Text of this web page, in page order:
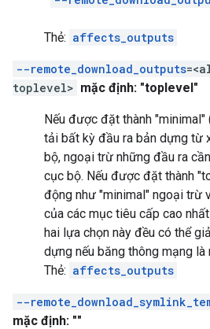
Thẻ: affects_outputs
--remote_download_outputs
toplevel> mặc định: "toplevel"
Nếu được đặt thành
tải bất kỳ đầu ra bản dựng từ
bộ, ngoại trừ những đầu ra
cục bộ. Nếu được đặt thành
động như "minimal" ngoại trừ
của các mục tiêu cấp cao
hai lựa chọn này đều có thể
dựng nếu băng thông mạng là
Thẻ: affects_outputs
--
mặc định: ""